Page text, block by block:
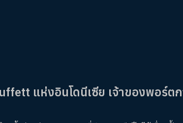
แห่งอินโดนีเซีย เจ้าของพอร์ต